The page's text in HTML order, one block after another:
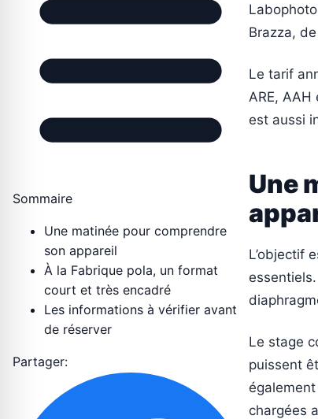
Sommaire
Une matinée pour comprendre
son appareil
À la Fabrique pola, un format
court et très encadré
Les informations à vérifier avant
de réserver
Partager:
Brazza,
Le tarif
ARE,
est aussi
Une
L’objectif
Le stage
puissent
chargées